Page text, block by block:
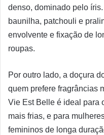
denso, dominado pelo
baunilha, patchouli e
envolvente e fixação de
roupas.
Por outro lado, a doçura
quem prefere fragrâncias
Vie Est Belle é ideal para
mais frias, e para
femininos de longa